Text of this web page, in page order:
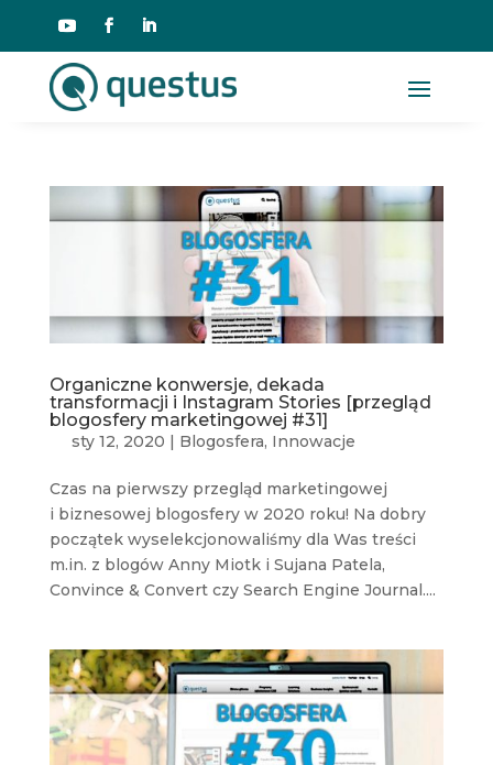
Organiczne konwersje, dekada
transformacji i Instagram Stories [przegląd
blogosfery marketingowej #31]
sty 12, 2020 | Blogosfera, Innowacje
Czas na pierwszy przegląd marketingowej
i biznesowej blogosfery w 2020 roku! Na dobry
początek wyselekcjonowaliśmy dla Was treści
m.in. z blogów Anny Miotk i Sujana Patela,
Convince & Convert czy Search Engine Journal....